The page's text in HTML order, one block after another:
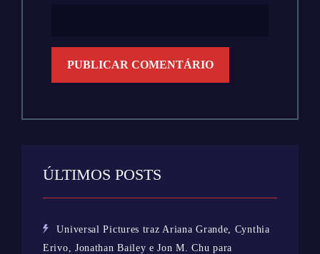
ÚLTIMOS POSTS
Universal Pictures traz Ariana Grande, Cynthia
Erivo, Jonathan Bailey e Jon M. Chu para